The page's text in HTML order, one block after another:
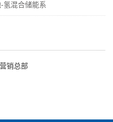
氢混合储能系
销总部